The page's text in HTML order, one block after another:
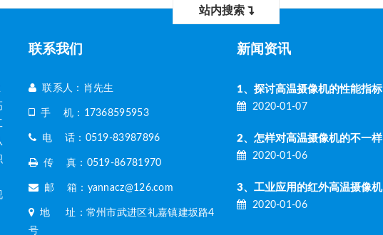
站内搜索
联系我们
联系人：肖先生
手 机：17368595953
电 话：0519-83987896
传 真：0519-86781970
邮 箱：yannacz@126.com
地 址：常州市武进区礼嘉镇建坂路4
号
新闻资讯
1、探讨高温摄像机的性能指标
2020-01-07
2020-01-06
3、工业应用的红外高温摄像机
2020-01-06